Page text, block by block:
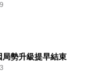
局勢升級提早結束